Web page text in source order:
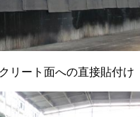
リート面への直接貼付け